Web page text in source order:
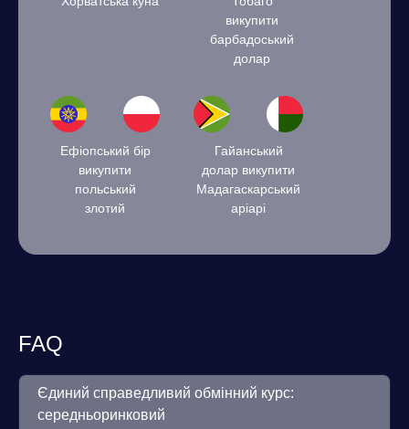
викупити
барбадоський
долар
Ефіопський бір
викупити
польський
злотий
Гайанський
долар викупити
Мадагаскарський
аріарі
FAQ
Єдиний справедливий обмінний курс:
середньоринковий